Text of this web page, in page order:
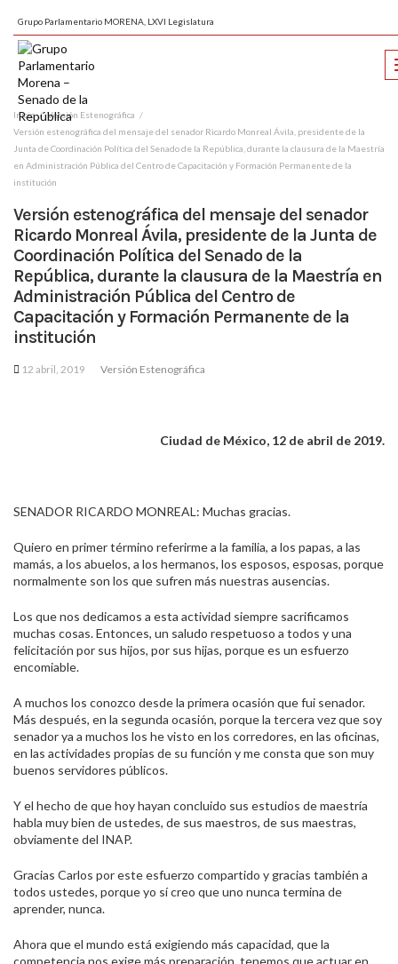
Grupo Parlamentario MORENA, LXVI Legislatura
Inicio
Versión Estenográfica
Versión estenográfica del mensaje del senador Ricardo Monreal Ávila, presidente de la
Junta de Coordinación Política del Senado de la República, durante la clausura de la Maestría
en Administración Pública del Centro de Capacitación y Formación Permanente de la
institución
Versión estenográfica del mensaje del senador
Ricardo Monreal Ávila, presidente de la Junta de
Coordinación Política del Senado de la
República, durante la clausura de la Maestría en
Administración Pública del Centro de
Capacitación y Formación Permanente de la
institución
12 abril, 2019 Versión Estenográfica
Ciudad de México, 12 de abril de 2019.
SENADOR RICARDO MONREAL: Muchas gracias.
Quiero en primer término referirme a la familia, a los papas, a las
mamás, a los abuelos, a los hermanos, los esposos, esposas, porque
normalmente son los que sufren más nuestras ausencias.
Los que nos dedicamos a esta actividad siempre sacrificamos
muchas cosas. Entonces, un saludo respetuoso a todos y una
felicitación por sus hijos, por sus hijas, porque es un esfuerzo
encomiable.
A muchos los conozco desde la primera ocasión que fui senador.
Más después, en la segunda ocasión, porque la tercera vez que soy
senador ya a muchos los he visto en los corredores, en las oficinas,
en las actividades propias de su función y me consta que son muy
buenos servidores públicos.
Y el hecho de que hoy hayan concluido sus estudios de maestría
habla muy bien de ustedes, de sus maestros, de sus maestras,
obviamente del INAP.
Gracias Carlos por este esfuerzo compartido y gracias también a
todos ustedes, porque yo sí creo que uno nunca termina de
aprender, nunca.
Ahora que el mundo está exigiendo más capacidad, que la
competencia nos exige más preparación, tenemos que actuar en